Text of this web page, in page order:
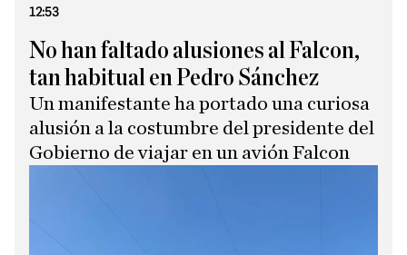
12:53
No han faltado alusiones al Falcon,
tan habitual en Pedro Sánchez
Un manifestante ha portado una curiosa
alusión a la costumbre del presidente del
Gobierno de viajar en un avión Falcon